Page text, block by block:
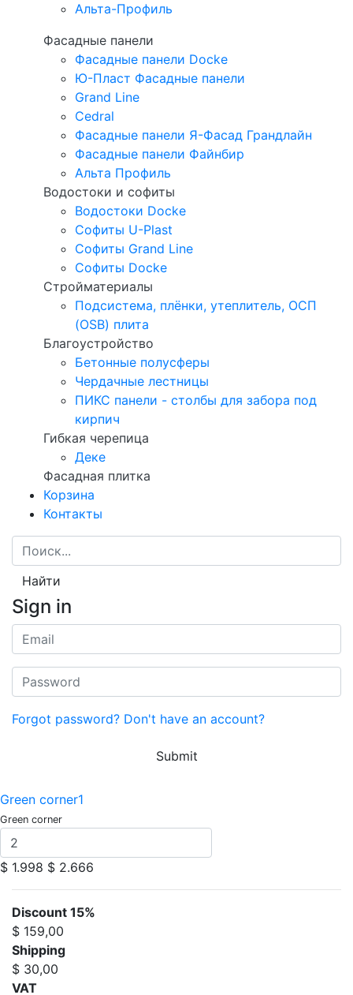
Альта-Профиль
Фасадные панели
Фасадные панели Docke
Ю-Пласт Фасадные панели
Grand Line
Cedral
Фасадные панели Я-Фасад Грандлайн
Фасадные панели Файнбир
Альта Профиль
Водостоки и софиты
Водостоки Docke
Софиты U-Plast
Софиты Grand Line
Софиты Docke
Стройматериалы
Подсистема, плёнки, утеплитель, ОСП
(OSB) плита
Благоустройство
Бетонные полусферы
Чердачные лестницы
ПИКС панели - столбы для забора под
кирпич
Гибкая черепица
Деке
Фасадная плитка
Корзина
Контакты
Найти
Sign in
Forgot password? Don't have an account?
Submit
Green corner1
Green corner
$ 1.998 $ 2.666
Discount 15%
$ 159,00
Shipping
$ 30,00
VAT